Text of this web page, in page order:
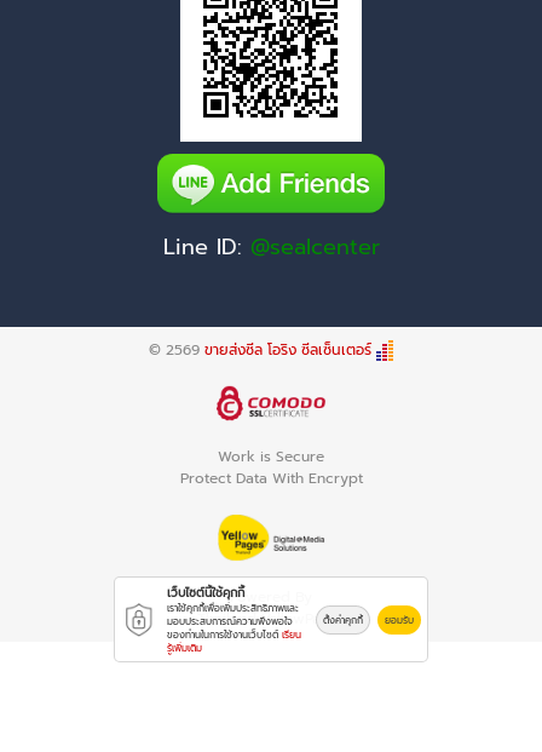
Line ID: @sealcenter
© 2569 ขายส่งซีล โอริง ซีลเซ็นเตอร์
Work is Secure
Protect Data With Encrypt
Powered By
Thailand YellowPages
เว็บไซต์นี้ใช้คุกกี้
เราใช้คุกกี้เพื่อเพิ่มประสิทธิภาพและ
มอบประสบการณ์ความพึงพอใจ
ของท่านในการใช้งานเว็บไซต์ เรียน
รู้เพิ่มเติม
ตั้งค่าคุกกี้ ยอมรับ